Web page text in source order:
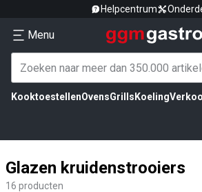
Helpcentrum
Menu
KooktoestellenOvensGrills Koeling
Glazen kruidenstrooiers
16 producten